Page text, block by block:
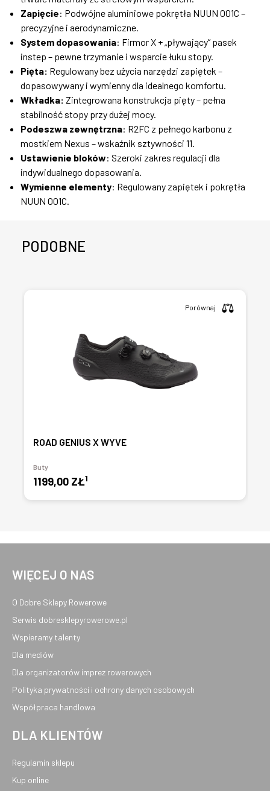
Zapięcie: Podwójne aluminiowe pokrętła NUUN 001C –
precyzyjne i aerodynamiczne.
System dopasowania: Firmor X + „pływający” pasek
instep – pewne trzymanie i wsparcie łuku stopy.
Pięta: Regulowany bez użycia narzędzi zapiętek –
dopasowywany i wymienny dla idealnego komfortu.
Wkładka: Zintegrowana konstrukcja pięty – pełna
stabilność stopy przy dużej mocy.
Podeszwa zewnętrzna: R2FC z pełnego karbonu z
mostkiem Nexus – wskaźnik sztywności 11.
Ustawienie bloków: Szeroki zakres regulacji dla
indywidualnego dopasowania.
Wymienne elementy: Regulowany zapiętek i pokrętła
NUUN 001C.
PODOBNE
ROAD GENIUS X WYVE
Buty
1199,00 ZŁ1
Porównaj
WIĘCEJ O NAS
O Dobre Sklepy Rowerowe
Serwis dobresklepyrowerowe.pl
Wspieramy talenty
Dla mediów
Dla organizatorów imprez rowerowych
Polityka prywatności i ochrony danych osobowych
Współpraca handlowa
DLA KLIENTÓW
Regulamin sklepu
Kup online